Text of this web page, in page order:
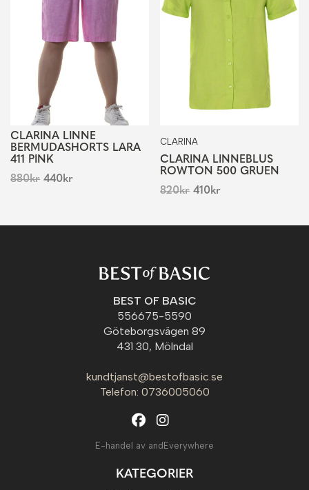
CLARINA LINNE
BERMUDASHORTS LARA
411 PINK
880kr 440kr
CLARINA
CLARINA LINNEBLUS
ROWTON 500 GRUEN
820kr 410kr
BEST OF BASIC
556675-5590
Göteborgsvägen 89
431 30, Mölndal
kundtjanst@bestofbasic.se
Telefon: 0736005060
E-handel av andEverywhere
KATEGORIER